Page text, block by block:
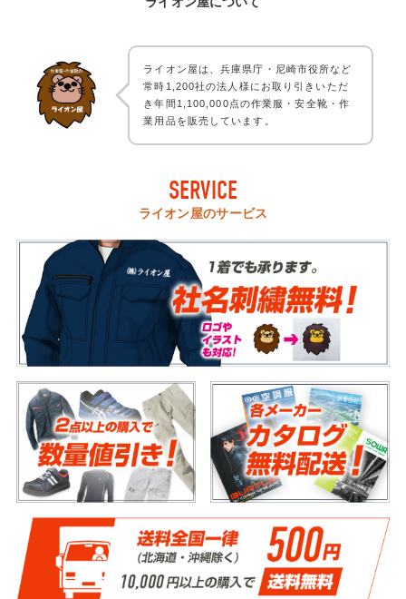
ライオン屋は、兵庫県庁・尼崎市役所など
常時1,200社の法人様にお取り引きいただ
き年間1,100,000点の作業服・安全靴・作
業用品を販売しています。
SERVICE
ライオン屋のサービス